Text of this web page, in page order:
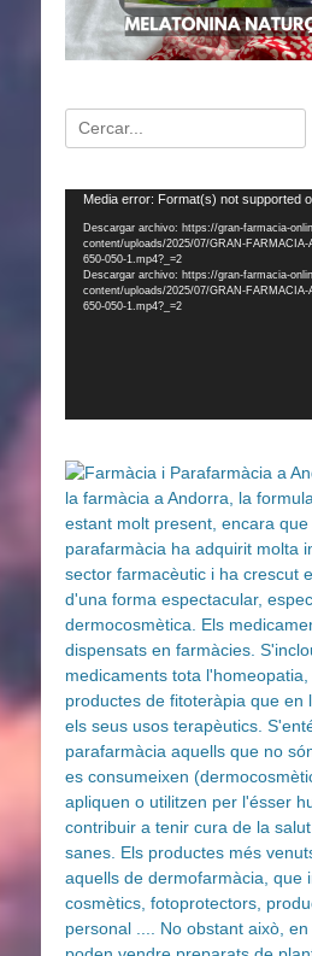
Buscar:
Reproductor
vídeo
Media error: Format(s) not supported
Descargar archivo: https://gran-farmacia-
content/uploads/2025/07/GRAN-
650-050-1.mp4?_=2
Descargar archivo: https://gran-farmacia-
content/uploads/2025/07/GRAN-
650-050-1.mp4?_=2